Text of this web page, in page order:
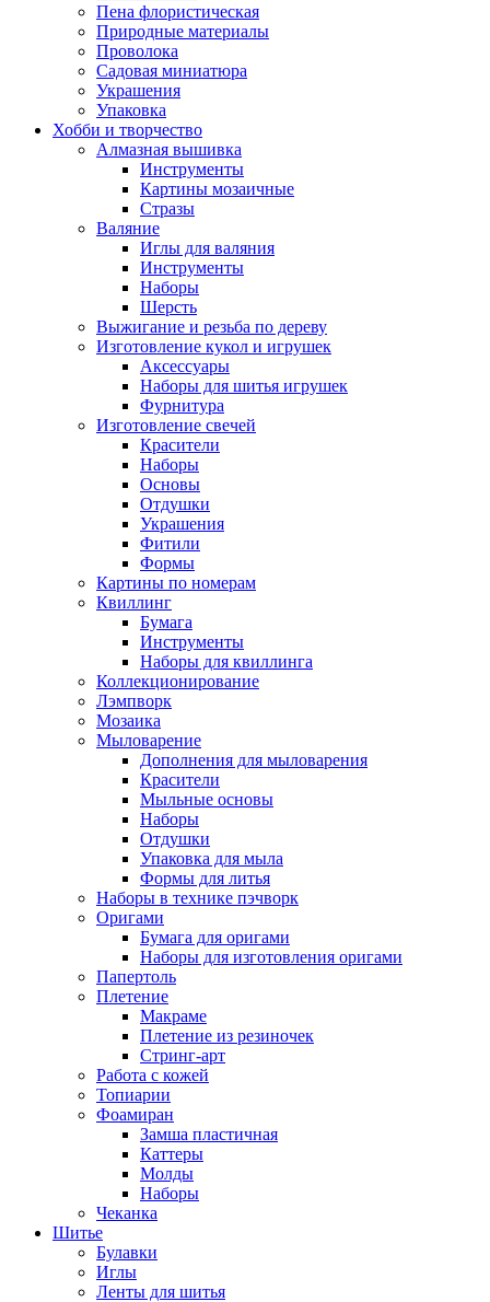
Пена флористическая
Природные материалы
Проволока
Садовая миниатюра
Украшения
Упаковка
Хобби и творчество
Алмазная вышивка
Инструменты
Картины мозаичные
Стразы
Валяние
Иглы для валяния
Инструменты
Наборы
Шерсть
Выжигание и резьба по дереву
Изготовление кукол и игрушек
Аксессуары
Наборы для шитья игрушек
Фурнитура
Изготовление свечей
Красители
Наборы
Основы
Отдушки
Украшения
Фитили
Формы
Картины по номерам
Квиллинг
Бумага
Инструменты
Наборы для квиллинга
Коллекционирование
Лэмпворк
Мозаика
Мыловарение
Дополнения для мыловарения
Красители
Мыльные основы
Наборы
Отдушки
Упаковка для мыла
Формы для литья
Наборы в технике пэчворк
Оригами
Бумага для оригами
Наборы для изготовления оригами
Папертоль
Плетение
Макраме
Плетение из резиночек
Стринг-арт
Работа с кожей
Топиарии
Фоамиран
Замша пластичная
Каттеры
Молды
Наборы
Чеканка
Шитье
Булавки
Иглы
Ленты для шитья